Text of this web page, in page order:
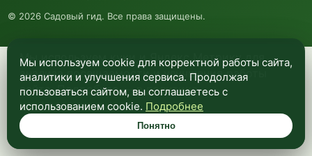
Мы используем куки и Яндекс Метрику для
анализа посещаемости и улучшения работы
сайта. Подробнее —в политике
конфиденциальности.
Понятно
© 2026 Садовый гид. Все права защищены.
Мы используем cookie для корректной работы сайта,
аналитики и улучшения сервиса. Продолжая
пользоваться сайтом, вы соглашаетесь с
использованием cookie. Подробнее
Понятно